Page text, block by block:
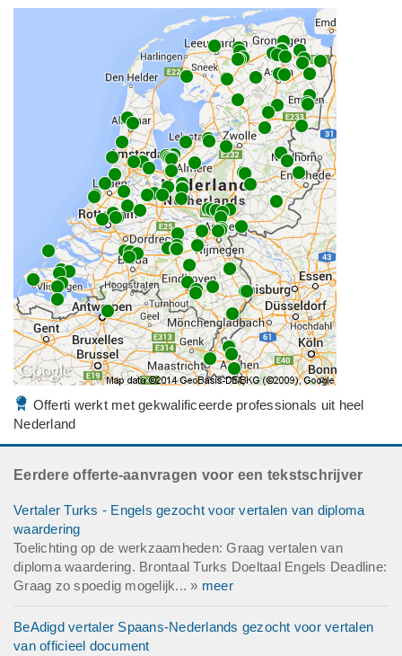
Offerti werkt met gekwalificeerde professionals uit heel
Nederland
Eerdere offerte-aanvragen voor een tekstschrijver
Vertaler Turks - Engels gezocht voor vertalen van diploma
waardering
Toelichting op de werkzaamheden: Graag vertalen van
diploma waardering. Brontaal Turks Doeltaal Engels Deadline:
Graag zo spoedig mogelijk... » meer
BeAdigd vertaler Spaans-Nederlands gezocht voor vertalen
van officieel document